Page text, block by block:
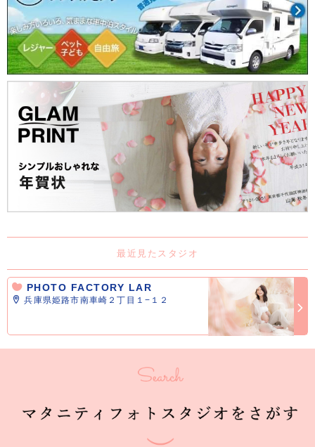
最近見たスタジオ
PHOTO FACTORY LAR
兵庫県姫路市南車崎２丁目１−１２